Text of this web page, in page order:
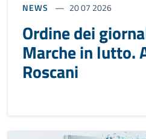
NEWS 20 07 2026
Ordine dei
Marche in lutto.
Roscani